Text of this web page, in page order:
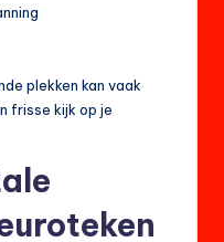
plekken kan vaak
frisse kijk op je